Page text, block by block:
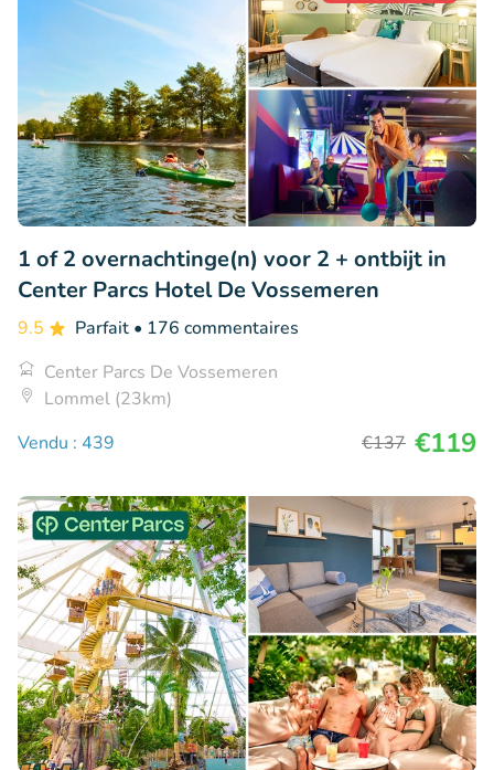
1 of 2 overnachtinge(n) voor 2 + ontbijt in
Center Parcs Hotel De Vossemeren
9.5 Parfait • 176 commentaires
Center Parcs De Vossemeren
Lommel (23km)
Vendu : 439
€137 €119